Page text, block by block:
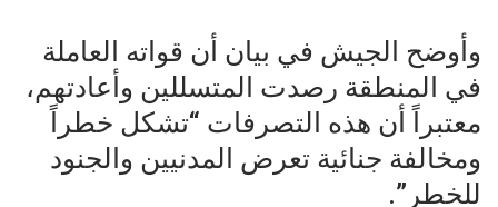
وأوضح الجيش في بيان أن قواته العاملة
في المنطقة رصدت المتسللين وأعادتهم،
معتبراً أن هذه التصرفات “تشكل خطراً
ومخالفة جنائية تعرض المدنيين والجنود
للخطر”.